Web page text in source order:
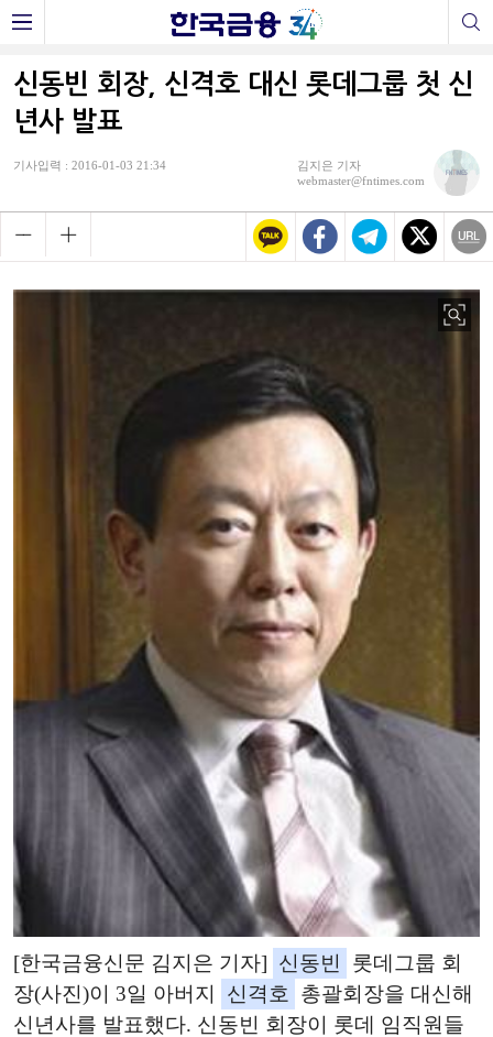
신동빈 회장, 신격호 대신 롯데그룹 첫 신
년사 발표
기사입력 : 2016-01-03 21:34
김지은 기자
webmaster@fntimes.com
[한국금융신문 김지은 기자] 신동빈
롯데그룹 회
장(사진)이 3일 아버지
신격호
총괄회장을 대신해
신년사를 발표했다. 신동빈 회장이 롯데 임직원들